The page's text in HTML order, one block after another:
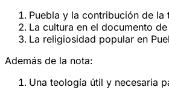
Puebla y la contribución de la
La cultura en el documento
La religiosidad popular en
Además de la nota:
Una teología útil y necesaria